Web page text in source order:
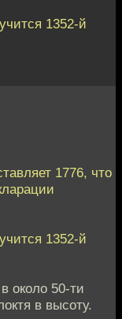
1352-й
1776, что
1352-й
около 50-ти
в высоту.